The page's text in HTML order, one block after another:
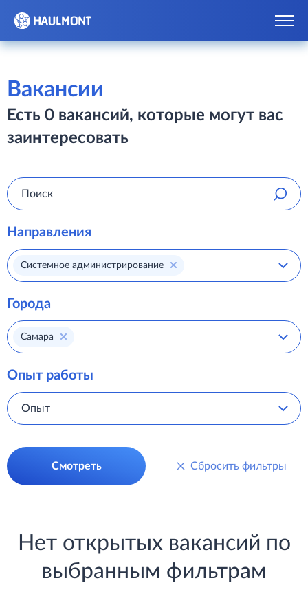
Вакансии
Есть 0 вакансий, которые могут вас
заинтересовать
Направления
Системное администрирование
Города
Самара
Опыт работы
Опыт
Смотреть Сбросить фильтры
Нет открытых вакансий по
выбранным фильтрам